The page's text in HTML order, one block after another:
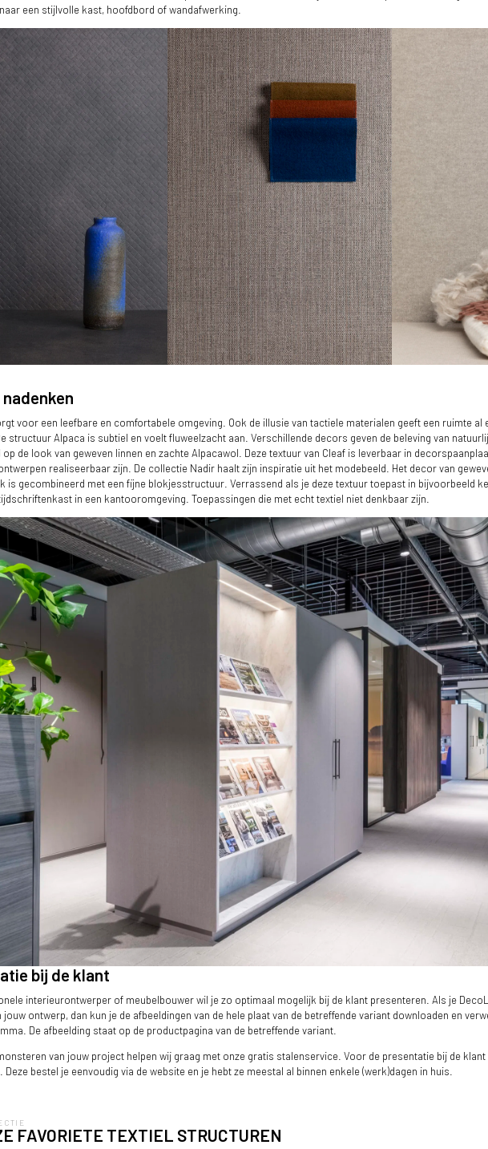
een stijlvolle kast, hoofdbord of wandafwerking.
Nadir
voor een leefbare en comfortabele omgeving. Ook de illusie van tactiele materialen geeft een ruimte al
structuur Alpaca is subtiel en voelt fluweelzacht aan. Verschillende decors geven de beleving van
de look van geweven linnen en zachte Alpacawol. Deze textuur van Cleaf is leverbaar in
realiseerbaar zijn. De collectie Nadir haalt zijn inspiratie uit het modebeeld. Het decor van
is gecombineerd met een fijne blokjesstructuur. Verrassend als je deze textuur toepast in bijvoorbeeld
in een kantooromgeving. Toepassingen die met echt textiel niet denkbaar zijn.
Nadir toegepast in een garderobekast
bij de klant
interieurontwerper of meubelbouwer wil je zo optimaal mogelijk bij de klant presenteren. Als je
jouw ontwerp, dan kun je de afbeeldingen van de hele plaat van de betreffende variant downloaden en
De afbeelding staat op de productpagina van de betreffende variant.
van jouw project helpen wij graag met onze gratis stalenservice. Voor de presentatie bij de
Deze bestel je eenvoudig via de website en je hebt ze meestal al binnen enkele (werk)dagen in huis.
FAVORIETE TEXTIEL STRUCTUREN